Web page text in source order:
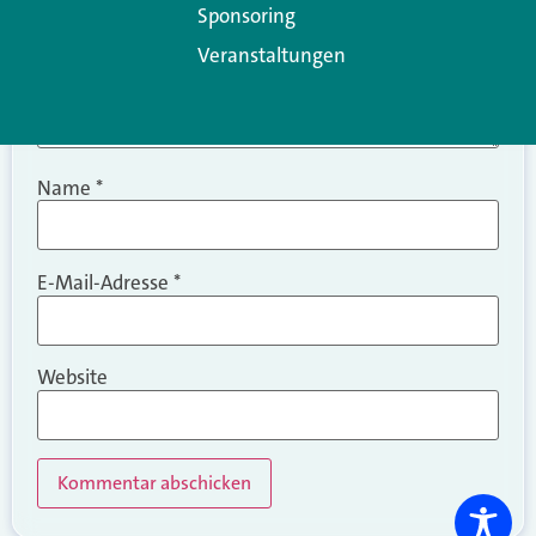
Name *
E-Mail-Adresse *
Website
Sponsoring
Veranstaltungen